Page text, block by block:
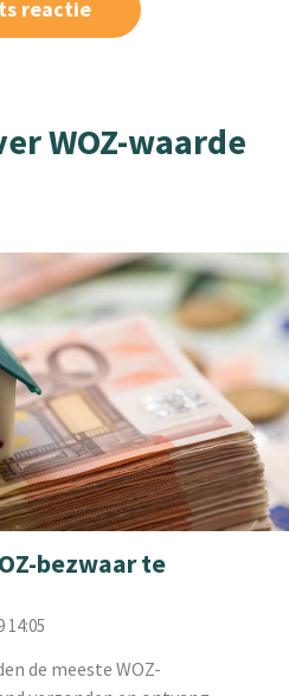
WOZ-waarde
bezwaar te
14:05
de meeste WOZ-